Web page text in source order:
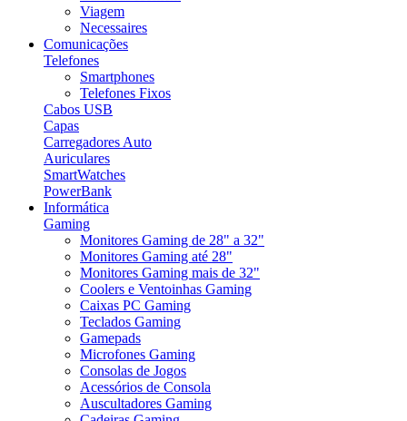
Viagem
Necessaires
Comunicações
Telefones
Smartphones
Telefones Fixos
Cabos USB
Capas
Carregadores Auto
Auriculares
SmartWatches
PowerBank
Informática
Gaming
Monitores Gaming de 28" a 32"
Monitores Gaming até 28"
Monitores Gaming mais de 32"
Coolers e Ventoinhas Gaming
Caixas PC Gaming
Teclados Gaming
Gamepads
Microfones Gaming
Consolas de Jogos
Acessórios de Consola
Auscultadores Gaming